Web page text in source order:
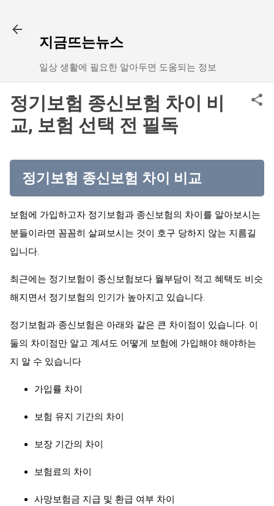
지금뜨는뉴스
일상 생활에 필요한 알아두면 도움되는 정보
정기보험 종신보험 차이 비
교, 보험 선택 전 필독
정기보험 종신보험 차이 비교
보험에 가입하고자 정기보험과 종신보험의 차이를 알아보시는
분들이라면 꼼꼼히 살펴보시는 것이 호구 당하지 않는 지름길
입니다.
최근에는 정기보험이 종신보험보다 월부담이 적고 혜택도 비슷
해지면서 정기보험의 인기가 높아지고 있습니다.
정기보험과 종신보험은 아래와 같은 큰 차이점이 있습니다. 이
둘의 차이점만 알고 계셔도 어떻게 보험에 가입해야 해야하는
지 알 수 있습니다
가입률 차이
보험 유지 기간의 차이
보장 기간의 차이
보험료의 차이
사망보험금 지급 및 환급 여부 차이